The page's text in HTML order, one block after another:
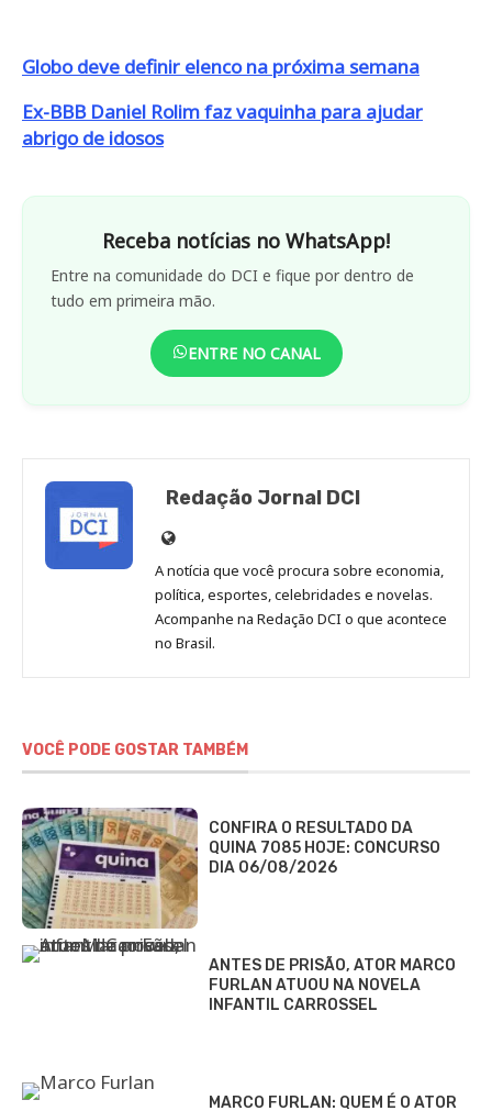
Globo deve definir elenco na próxima semana
Ex-BBB Daniel Rolim faz vaquinha para ajudar
abrigo de idosos
Receba notícias no WhatsApp!
Entre na comunidade do DCI e fique por dentro de
tudo em primeira mão.
ENTRE NO CANAL
Redação Jornal DCI
Site
de
Redação
Jornal
DCI
A notícia que você procura sobre economia,
política, esportes, celebridades e novelas.
Acompanhe na Redação DCI o que acontece
no Brasil.
VOCÊ PODE GOSTAR TAMBÉM
CONFIRA O RESULTADO DA
QUINA 7085 HOJE: CONCURSO
DIA 06/08/2026
ANTES DE PRISÃO, ATOR MARCO
FURLAN ATUOU NA NOVELA
INFANTIL CARROSSEL
MARCO FURLAN: QUEM É O ATOR